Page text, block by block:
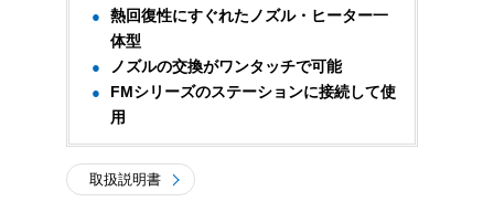
熱回復性にすぐれたノズル・ヒーター一
体型
ノズルの交換がワンタッチで可能
FMシリーズのステーションに接続して使
用
取扱説明書